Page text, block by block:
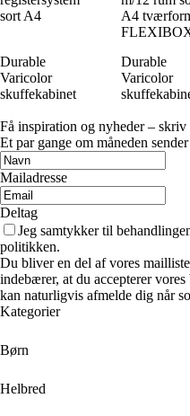
sort A4
A4
Durable
Varicolor
skuffekabinet
Durable
Varicolor
Få inspiration og nyheder –
Et par gange om måneden
Mailadresse
Deltag
Jeg samtykker til
politikken.
Du bliver en del af vores
indebærer, at du accepterer
kan naturligvis afmelde dig når
Kategorier
Børn
Helbred